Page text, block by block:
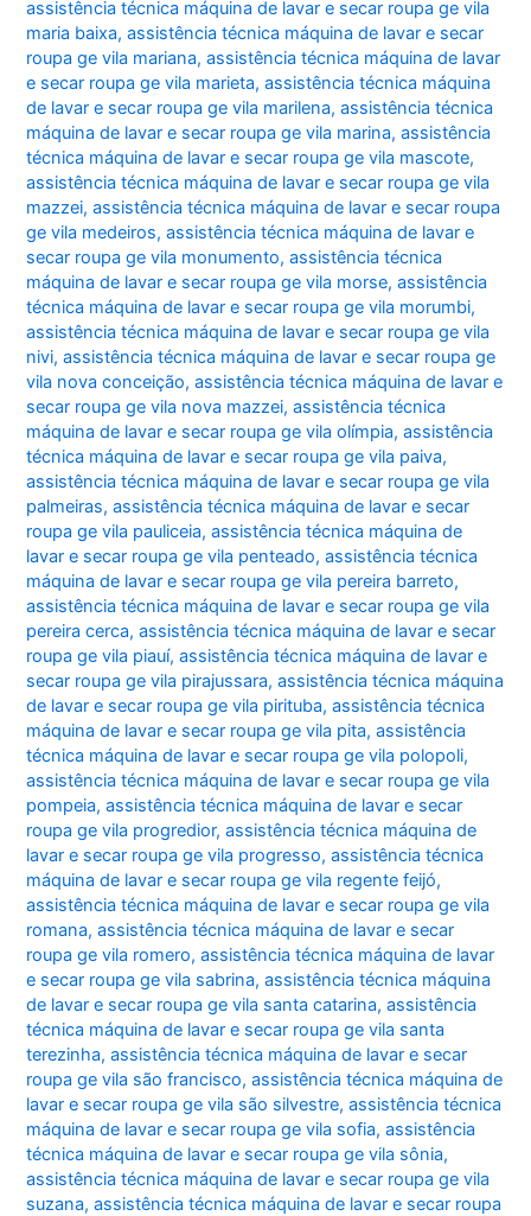
assistência técnica máquina de lavar e secar roupa ge vila
maria baixa,assistência técnica máquina de lavar e secar
roupa ge vila mariana,assistência técnica máquina de lavar
e secar roupa ge vila marieta,assistência técnica máquina
de lavar e secar roupa ge vila marilena,assistência técnica
máquina de lavar e secar roupa ge vila marina,assistência
técnica máquina de lavar e secar roupa ge vila mascote,
assistência técnica máquina de lavar e secar roupa ge vila
mazzei,assistência técnica máquina de lavar e secar roupa
ge vila medeiros,assistência técnica máquina de lavar e
secar roupa ge vila monumento,assistência técnica
máquina de lavar e secar roupa ge vila morse,assistência
técnica máquina de lavar e secar roupa ge vila morumbi,
assistência técnica máquina de lavar e secar roupa ge vila
nivi,assistência técnica máquina de lavar e secar roupa ge
vila nova conceição,assistência técnica máquina de lavar e
secar roupa ge vila nova mazzei,assistência técnica
máquina de lavar e secar roupa ge vila olímpia,assistência
técnica máquina de lavar e secar roupa ge vila paiva,
assistência técnica máquina de lavar e secar roupa ge vila
palmeiras,assistência técnica máquina de lavar e secar
roupa ge vila pauliceia,assistência técnica máquina de
lavar e secar roupa ge vila penteado,assistência técnica
máquina de lavar e secar roupa ge vila pereira barreto,
assistência técnica máquina de lavar e secar roupa ge vila
pereira cerca,assistência técnica máquina de lavar e secar
roupa ge vila piauí,assistência técnica máquina de lavar e
secar roupa ge vila pirajussara,assistência técnica máquina
de lavar e secar roupa ge vila pirituba,assistência técnica
máquina de lavar e secar roupa ge vila pita,assistência
técnica máquina de lavar e secar roupa ge vila polopoli,
assistência técnica máquina de lavar e secar roupa ge vila
pompeia,assistência técnica máquina de lavar e secar
roupa ge vila progredior,assistência técnica máquina de
lavar e secar roupa ge vila progresso,assistência técnica
máquina de lavar e secar roupa ge vila regente feijó,
assistência técnica máquina de lavar e secar roupa ge vila
romana,assistência técnica máquina de lavar e secar
roupa ge vila romero,assistência técnica máquina de lavar
e secar roupa ge vila sabrina,assistência técnica máquina
de lavar e secar roupa ge vila santa catarina,assistência
técnica máquina de lavar e secar roupa ge vila santa
terezinha,assistência técnica máquina de lavar e secar
roupa ge vila são francisco,assistência técnica máquina de
lavar e secar roupa ge vila são silvestre,assistência técnica
máquina de lavar e secar roupa ge vila sofia,assistência
técnica máquina de lavar e secar roupa ge vila sônia,
assistência técnica máquina de lavar e secar roupa ge vila
suzana,assistência técnica máquina de lavar e secar roupa